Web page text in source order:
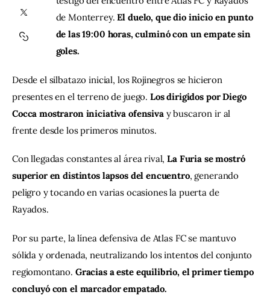
Contacto
de Monterrey. El duelo, que dio inicio en punto
de las 19:00 horas, culminó con un empate sin
goles.
Desde el silbatazo inicial, los Rojinegros se hicieron
presentes en el terreno de juego. Los dirigidos por Diego
Cocca mostraron iniciativa ofensiva y buscaron ir al
frente desde los primeros minutos.
Con llegadas constantes al área rival, La Furia se mostró
superior en distintos lapsos del encuentro, generando
peligro y tocando en varias ocasiones la puerta de
Rayados.
Por su parte, la línea defensiva de Atlas FC se mantuvo
sólida y ordenada, neutralizando los intentos del conjunto
regiomontano. Gracias a este equilibrio, el primer tiempo
concluyó con el marcador empatado.